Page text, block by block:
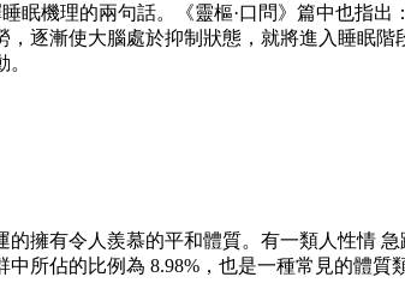
機理的兩句話。《靈樞·口問》篇中也指出
逐漸使大腦處於抑制狀態，就將進入睡眠
有令人羨慕的平和體質。有一類人性情 急
所佔的比例為 8.98%，也是一種常見的體質